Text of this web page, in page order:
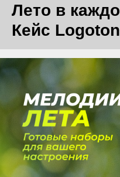
Лето в
Кейс Logoton